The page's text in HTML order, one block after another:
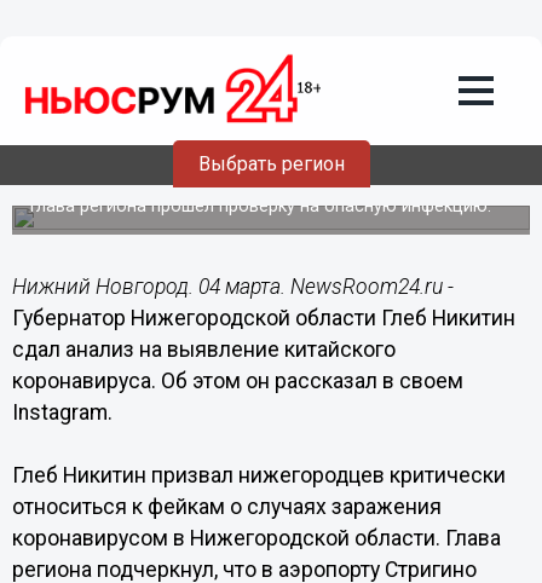
Выбрать регион
Общество
Коронавирус искали у Глеба Никитина
Глава региона прошел проверку на опасную инфекцию.
Нижний Новгород. 04 марта. NewsRoom24.ru -
Губернатор Нижегородской области Глеб Никитин
сдал анализ на выявление китайского
коронавируса. Об этом он рассказал в своем
Instagram.
Глеб Никитин призвал нижегородцев критически
относиться к фейкам о случаях заражения
коронавирусом в Нижегородской области. Глава
региона подчеркнул, что в аэропорту Стригино